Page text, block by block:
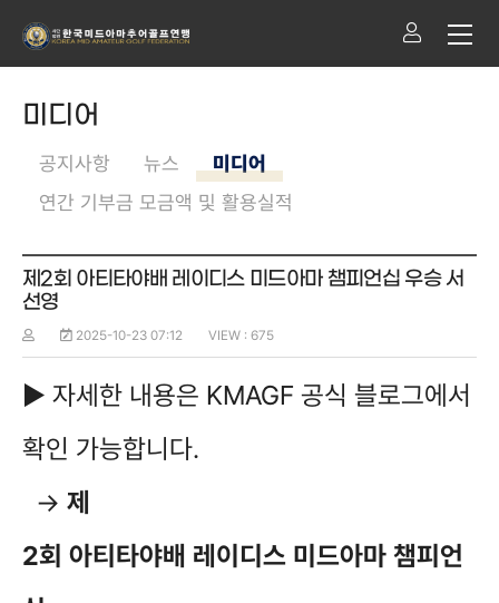
미디어
공지사항 뉴스
미디어
연간 기부금 모금액 및 활용실적
제2회 아티타야배 레이디스 미드아마 챔피언십 우승 서
선영
2025-10-23 07:12 VIEW : 675
▶ 자세한 내용은 KMAGF 공식 블로그에서
확인 가능합니다.
→ 제
2회 아티타야배 레이디스 미드아마 챔피언